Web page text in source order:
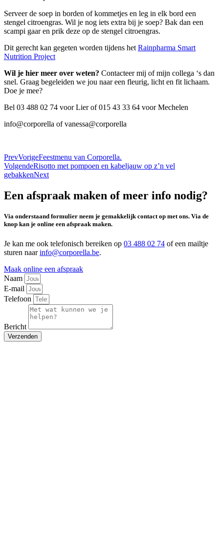
Serveer de soep in borden of kommetjes en leg in elk bord een
stengel citroengras. Wil je nog iets extra bij je soep? Bak dan een
scampi gaar en prik deze op de stengel citroengras.
Dit gerecht kan gegeten worden tijdens het Rainpharma Smart
Nutrition Project
Wil je hier meer over weten? Contacteer mij of mijn collega ‘s dan
snel. Graag begeleiden we jou naar een fleurig, licht en fit lichaam.
Doe je mee?
Bel 03 488 02 74 voor Lier of 015 43 33 64 voor Mechelen
info@corporella of vanessa@corporella
PrevVorigeFeestmenu van Corporella.
VolgendeRisotto met pompoen en kabeljauw op z’n vel
gebakkenNext
Een afspraak maken of meer info nodig?
Via onderstaand formulier neem je gemakkelijk contact op met ons. Via de
knop kan je online een afspraak maken.
Je kan me ook telefonisch bereiken op 03 488 02 74 of een mailtje
sturen naarinfo@corporella.be.
Maak online een afspraak
Naam
E-mail
Telefoon
Bericht
Verzenden